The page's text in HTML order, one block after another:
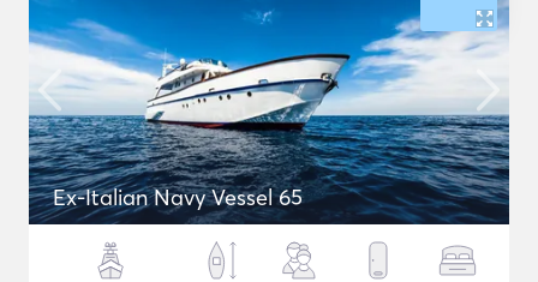
Ex-Italian Navy Vessel 65